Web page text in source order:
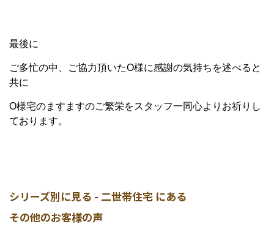
最後に
ご多忙の中、ご協力頂いたO様に感謝の気持ちを述べると
共に
O様宅のますますのご繁栄をスタッフ一同心よりお祈りし
ております。
シリーズ別に見る - 二世帯住宅 にある
その他のお客様の声